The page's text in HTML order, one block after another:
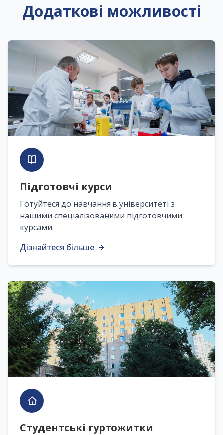
Додаткові можливості
Підготовчі курси
Готуйтеся до навчання в університеті з
нашими спеціалізованими підготовчими
курсами.
Дізнайтеся більше
Студентські гуртожитки